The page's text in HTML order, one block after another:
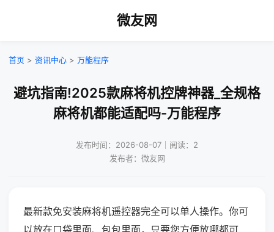
微友网
首页 > 资讯中心 > 万能程序
避坑指南!2025款麻将机控牌神器_全规格
麻将机都能适配吗-万能程序
发布时间：2026-08-07｜阅读：2
发布者：微友网
最新款免安装麻将机遥控器完全可以单人操作。你可
以放在口袋里面、包包里面，只要您方便放哪都可